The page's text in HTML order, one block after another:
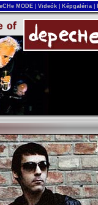
MODE Videók Képgaléria